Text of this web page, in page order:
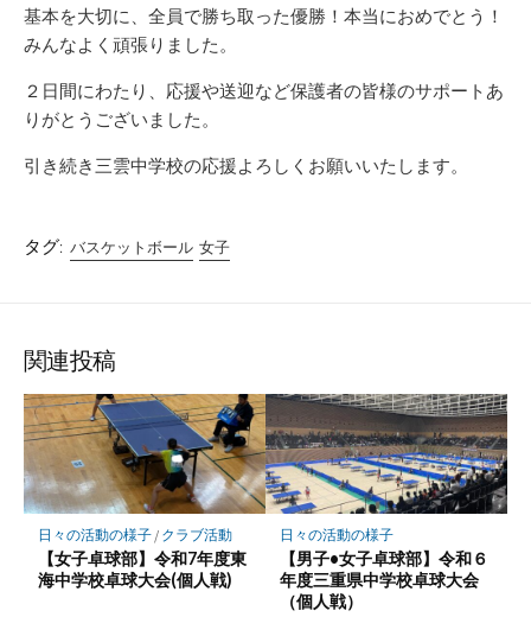
基本を大切に、全員で勝ち取った優勝！本当におめでとう！
みんなよく頑張りました。
２日間にわたり、応援や送迎など保護者の皆様のサポートあ
りがとうございました。
引き続き三雲中学校の応援よろしくお願いいたします。
タグ: バスケットボール 女子
関連投稿
日々の活動の様子/ クラブ活動
【女子卓球部】令和7年度東
海中学校卓球大会(個人戦)
日々の活動の様子
【男子•女子卓球部】令和６
年度三重県中学校卓球大会
（個人戦）